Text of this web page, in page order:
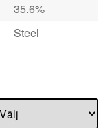
35.6%
Steel